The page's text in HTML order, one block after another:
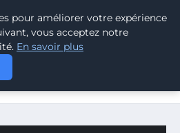
BLOG
DE LA PRODUCTION DE
pour améliorer votre expérience
vous acceptez notre
En savoir plus